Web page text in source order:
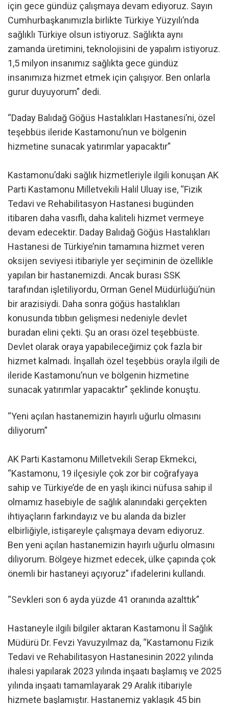
için gece gündüz çalışmaya devam ediyoruz. Sayın
Cumhurbaşkanımızla birlikte Türkiye Yüzyılı’nda
sağlıklı Türkiye olsun istiyoruz. Sağlıkta aynı
zamanda üretimini, teknolojisini de yapalım istiyoruz.
1,5 milyon insanımız sağlıkta gece gündüz
insanımıza hizmet etmek için çalışıyor. Ben onlarla
gurur duyuyorum” dedi.
“Daday Balıdağ Göğüs Hastalıkları Hastanesi’ni, özel
teşebbüs ileride Kastamonu’nun ve bölgenin
hizmetine sunacak yatırımlar yapacaktır”
Kastamonu’daki sağlık hizmetleriyle ilgili konuşan AK
Parti Kastamonu Milletvekili Halil Uluay ise, “Fizik
Tedavi ve Rehabilitasyon Hastanesi bugünden
itibaren daha vasıflı, daha kaliteli hizmet vermeye
devam edecektir. Daday Balıdağ Göğüs Hastalıkları
Hastanesi de Türkiye’nin tamamına hizmet veren
oksijen seviyesi itibariyle yer seçiminin de özellikle
yapılan bir hastanemizdi. Ancak burası SSK
tarafından işletiliyordu, Orman Genel Müdürlüğü’nün
bir arazisiydi. Daha sonra göğüs hastalıkları
konusunda tıbbın gelişmesi nedeniyle devlet
buradan elini çekti. Şu an orası özel teşebbüste.
Devlet olarak oraya yapabileceğimiz çok fazla bir
hizmet kalmadı. İnşallah özel teşebbüs orayla ilgili de
ileride Kastamonu’nun ve bölgenin hizmetine
sunacak yatırımlar yapacaktır” şeklinde konuştu.
“Yeni açılan hastanemizin hayırlı uğurlu olmasını
diliyorum”
AK Parti Kastamonu Milletvekili Serap Ekmekci,
“Kastamonu, 19 ilçesiyle çok zor bir coğrafyaya
sahip ve Türkiye’de de en yaşlı ikinci nüfusa sahip il
olmamız hasebiyle de sağlık alanındaki gerçekten
ihtiyaçların farkındayız ve bu alanda da bizler
elbirliğiyle, istişareyle çalışmaya devam ediyoruz.
Ben yeni açılan hastanemizin hayırlı uğurlu olmasını
diliyorum. Bölgeye hizmet edecek, ülke çapında çok
önemli bir hastaneyi açıyoruz” ifadelerini kullandı.
“Sevkleri son 6 ayda yüzde 41 oranında azalttık”
Hastaneyle ilgili bilgiler aktaran Kastamonu İl Sağlık
Müdürü Dr. Fevzi Yavuzyılmaz da, “Kastamonu Fizik
Tedavi ve Rehabilitasyon Hastanesinin 2022 yılında
ihalesi yapılarak 2023 yılında inşaatı başlamış ve 2025
yılında inşaatı tamamlayarak 29 Aralık itibariyle
hizmete başlamıştır. Hastanemiz yaklaşık 45 bin